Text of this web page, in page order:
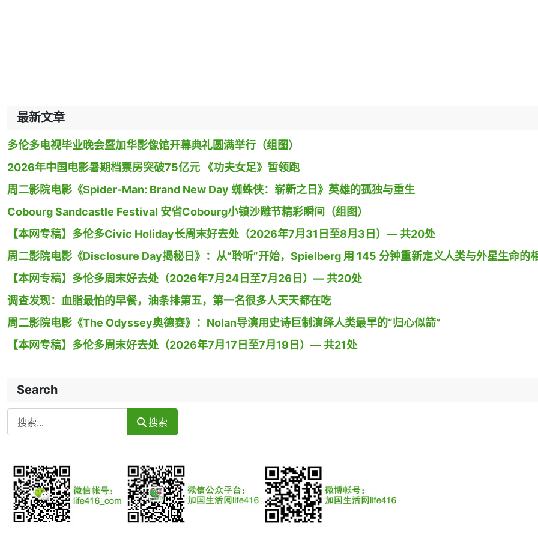
最新文章
多伦多电视毕业晚会暨加华影像馆开幕典礼圆满举行（组图）
2026年中国电影暑期档票房突破75亿元 《功夫女足》暂领跑
周二影院电影《Spider-Man: Brand New Day 蜘蛛侠：崭新之日》英雄的孤独与重生
Cobourg Sandcastle Festival 安省Cobourg小镇沙雕节精彩瞬间（组图）
【本网专稿】多伦多Civic Holiday长周末好去处（2026年7月31日至8月3日）— 共20处
周二影院电影《Disclosure Day揭秘日》：从“聆听”开始，Spielberg 用 145 分钟重新定义人类与外星生命的
【本网专稿】多伦多周末好去处（2026年7月24日至7月26日）— 共20处
调查发现：血脂最怕的早餐，油条排第五，第一名很多人天天都在吃
周二影院电影《The Odyssey奥德赛》：Nolan导演用史诗巨制演绎人类最早的“归心似箭”
【本网专稿】多伦多周末好去处（2026年7月17日至7月19日）— 共21处
Search
Search
搜索